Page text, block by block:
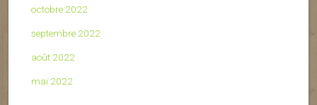
octobre 2022
septembre 2022
août 2022
mai 2022